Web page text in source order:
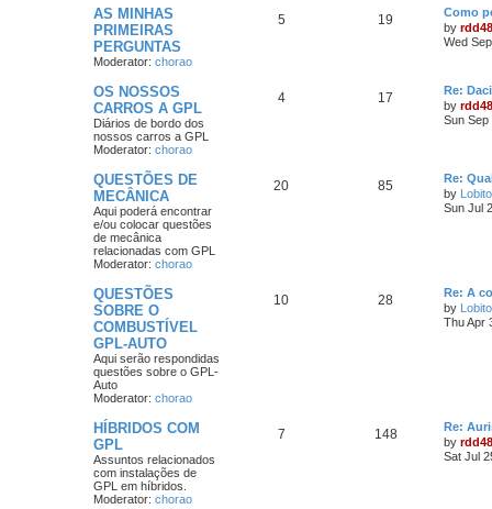
AS MINHAS
PRIMEIRAS
PERGUNTAS
Moderator: chorao
5 19
Como
by
Wed
OS NOSSOS
CARROS A GPL
Diários de bordo dos
nossos carros a GPL
Moderator: chorao
4 17
Re:
by
Sun Sep
QUESTÕES DE
MECÂNICA
Aqui poderá encontrar
e/ou colocar questões
de mecânica
relacionadas com GPL
Moderator: chorao
20 85
Re:
by Lobito
Sun Jul
QUESTÕES
SOBRE O
COMBUSTÍVEL
GPL-AUTO
Aqui serão respondidas
questões sobre o GPL-
Auto
Moderator: chorao
10 28
Re: A
by Lobito
Thu Apr
HÍBRIDOS COM
GPL
Assuntos relacionados
com instalações de
GPL em híbridos.
Moderator: chorao
7 148
Re:
by
Sat Jul